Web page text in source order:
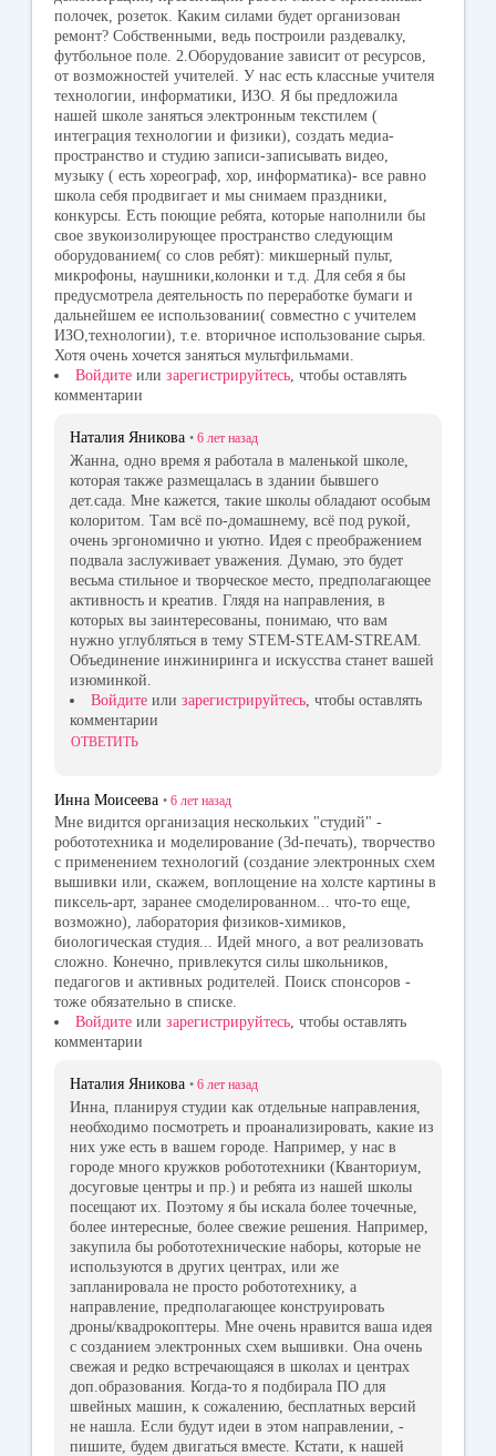
полочек, розеток. Каким силами будет организован
ремонт? Собственными, ведь построили раздевалку,
футбольное поле. 2.Оборудование зависит от ресурсов,
от возможностей учителей. У нас есть классные учителя
технологии, информатики, ИЗО. Я бы предложила
нашей школе заняться электронным текстилем (
интеграция технологии и физики), создать медиа-
пространство и студию записи-записывать видео,
музыку ( есть хореограф, хор, информатика)- все равно
школа себя продвигает и мы снимаем праздники,
конкурсы. Есть поющие ребята, которые наполнили бы
свое звукоизолирующее пространство следующим
оборудованием( со слов ребят): микшерный пульт,
микрофоны, наушники,колонки и т.д. Для себя я бы
предусмотрела деятельность по переработке бумаги и
дальнейшем ее использовании( совместно с учителем
ИЗО,технологии), т.е. вторичное использование сырья.
Хотя очень хочется заняться мультфильмами.
Войдите или зарегистрируйтесь, чтобы оставлять
комментарии
Наталия Яникова • 6 лет назад
Жанна, одно время я работала в маленькой школе,
которая также размещалась в здании бывшего
дет.сада. Мне кажется, такие школы обладают особым
колоритом. Там всё по-домашнему, всё под рукой,
очень эргономично и уютно. Идея с преображением
подвала заслуживает уважения. Думаю, это будет
весьма стильное и творческое место, предполагающее
активность и креатив. Глядя на направления, в
которых вы заинтересованы, понимаю, что вам
нужно углубляться в тему STEM-STEAM-STREAM.
Объединение инжиниринга и искусства станет вашей
изюминкой.
Войдите или зарегистрируйтесь , чтобы оставлять
комментарии
ОТВЕТИТЬ
Инна Моисеева • 6 лет назад
Мне видится организация нескольких "студий" -
робототехника и моделирование (3d-печать), творчество
с применением технологий (создание электронных схем
вышивки или, скажем, воплощение на холсте картины в
пиксель-арт, заранее смоделированном... что-то еще,
возможно), лаборатория физиков-химиков,
биологическая студия... Идей много, а вот реализовать
сложно. Конечно, привлекутся силы школьников,
педагогов и активных родителей. Поиск спонсоров -
тоже обязательно в списке.
Войдите или зарегистрируйтесь, чтобы оставлять
комментарии
Наталия Яникова • 6 лет назад
Инна, планируя студии как отдельные направления,
необходимо посмотреть и проанализировать, какие из
них уже есть в вашем городе. Например, у нас в
городе много кружков робототехники (Кванториум,
досуговые центры и пр.) и ребята из нашей школы
посещают их. Поэтому я бы искала более точечные,
более интересные, более свежие решения. Например,
закупила бы робототехнические наборы, которые не
используются в других центрах, или же
запланировала не просто робототехнику, а
направление, предполагающее конструировать
дроны/квадрокоптеры. Мне очень нравится ваша идея
с созданием электронных схем вышивки. Она очень
свежая и редко встречающаяся в школах и центрах
доп.образования. Когда-то я подбирала ПО для
швейных машин, к сожалению, бесплатных версий
не нашла. Если будут идеи в этом направлении, -
пишите, будем двигаться вместе. Кстати, к нашей